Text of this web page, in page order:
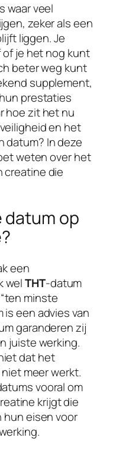
waar veel
zeker als een
liggen. Je
of je het nog kunt
beter weg kunt
supplement,
prestaties
hoe zit het nu
en het
datum? In deze
weten over het
creatine die
op
een
welTHT-datum
minste
is een advies van
garanderen zij
juiste werking.
dat het
meer werkt.
vooral om
krijgt die
hun eisen voor